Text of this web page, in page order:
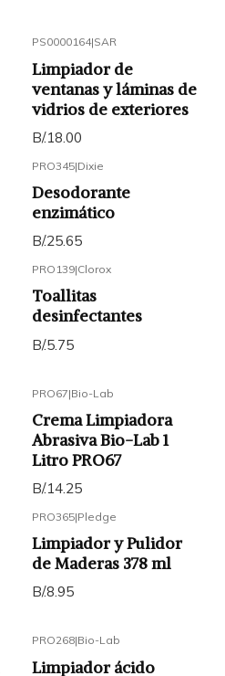
PS0000164|SAR
Limpiador de
ventanas y láminas de
vidrios de exteriores
B/.18.00
PRO345|Dixie
Desodorante
enzimático
B/.25.65
PRO139|Clorox
Toallitas
desinfectantes
B/.5.75
PRO67|Bio-Lab
Crema Limpiadora
Abrasiva Bio-Lab 1
Litro PRO67
B/.14.25
PRO365|Pledge
Limpiador y Pulidor
de Maderas 378 ml
B/.8.95
PRO268|Bio-Lab
Limpiador ácido